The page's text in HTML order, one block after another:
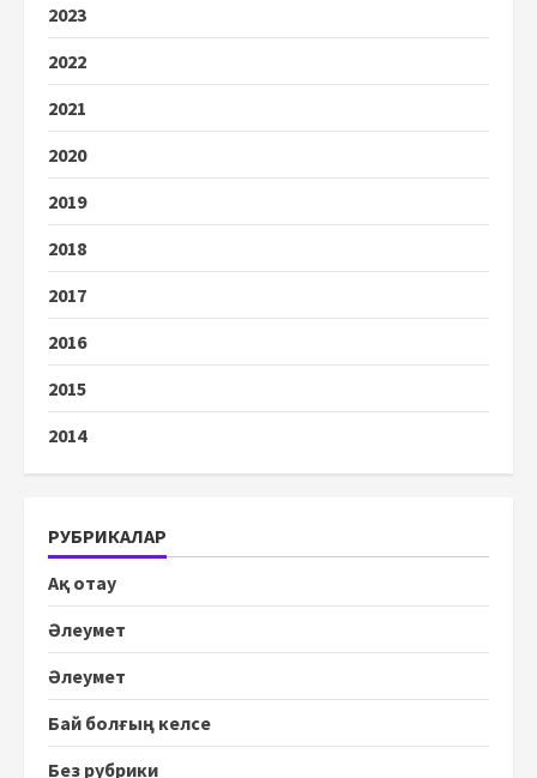
2023
2022
2021
2020
2019
2018
2017
2016
2015
2014
РУБРИКАЛАР
Ақ отау
Әлеумет
Әлеумет
Бай болғың келсе
Без рубрики